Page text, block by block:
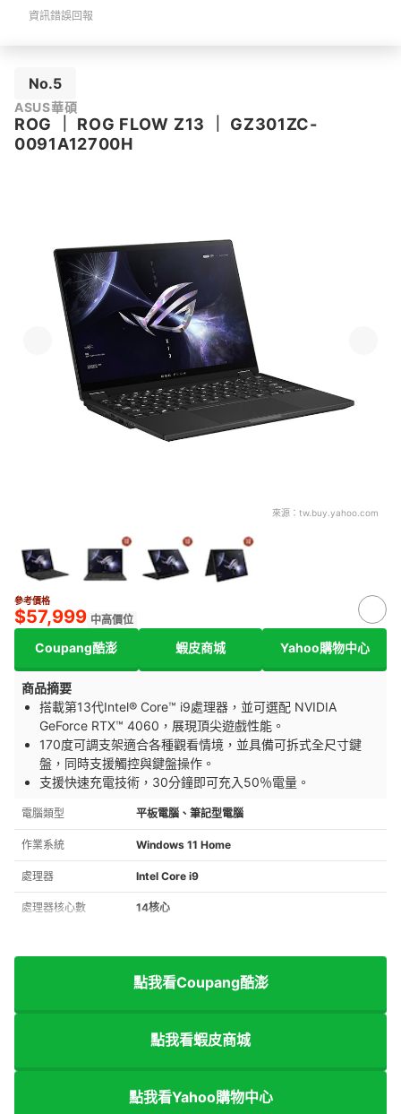
資訊錯誤回報
No.5
ASUS華碩
ROG ROG FLOW Z13
GZ301ZC-
0091A12700H
來源： tw.buy.yahoo.com
參考價格
$57,999 中高價位
Coupang酷澎 蝦皮商城 Yahoo購物中心
商品摘要
搭載第13代Intel® Core™ i9處理器，並可選配 NVIDIA
GeForce RTX™ 4060，展現頂尖遊戲性能。
170度可調支架適合各種觀看情境，並具備可拆式全尺寸鍵
盤，同時支援觸控與鍵盤操作。
支援快速充電技術，30分鐘即可充入50％電量。
電腦類型 平板電腦、筆記型電腦
作業系統 Windows 11 Home
處理器 Intel Core i9
處理器核心數 14核心
點我看Coupang酷澎
點我看蝦皮商城
點我看Yahoo購物中心